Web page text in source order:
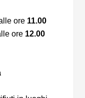
ore 11.00
ore 12.00